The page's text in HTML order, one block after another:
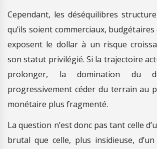
Cependant, les déséquilibres
qu’ils soient commerciaux,
exposent le dollar à un risque
son statut privilégié. Si la trajectoire
prolonger, la domination du
progressivement céder du terrain au
monétaire plus fragmenté.
La question n’est donc pas tant celle
brutal que celle, plus insidieuse,